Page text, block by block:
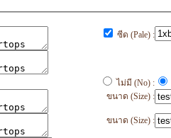
ซีด (Pale) :
ไม่มี (No) :
ขนาด (Size) :
ขนาด (Size) :